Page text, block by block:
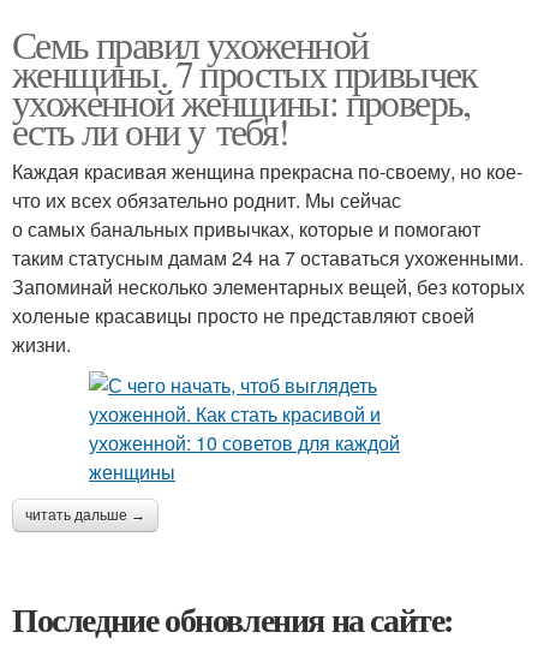
Семь правил ухоженной
женщины. 7 простых привычек
ухоженной женщины: проверь,
есть ли они у тебя!
Каждая красивая женщина прекрасна по-своему, но кое-
что их всех обязательно роднит. Мы сейчас
о самых банальных привычках, которые и помогают
таким статусным дамам 24 на 7 оставаться ухоженными.
Запоминай несколько элементарных вещей, без которых
холеные красавицы просто не представляют своей
жизни.
читать дальше →
Последние обновления на сайте: